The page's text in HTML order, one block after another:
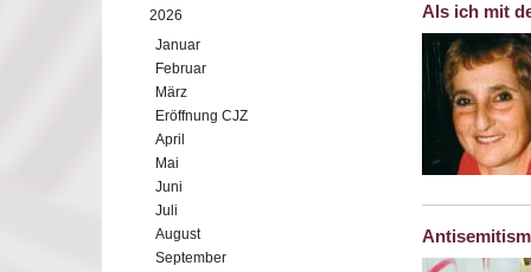
2026
Januar
Februar
März
Eröffnung CJZ
April
Mai
Juni
Juli
August
September
Als ich mit